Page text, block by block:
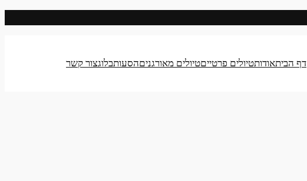
דף הביתאודותטיולים פרטייםטיולים מאורגניםהסעותבלוגצור קשר